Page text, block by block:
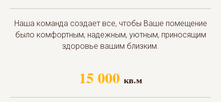
Наша команда создает все, чтобы Ваше помещение
было комфортным, надежным, уютным, приносящим
здоровье вашим близким.
15 000 кв.м